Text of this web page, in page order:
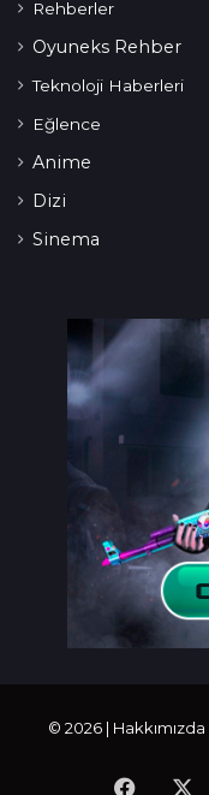
Rehberler
Oyuneks Rehber
Teknoloji Haberleri
Eğlence
Anime
Dizi
Sinema
© 2026 | Hakkımızda